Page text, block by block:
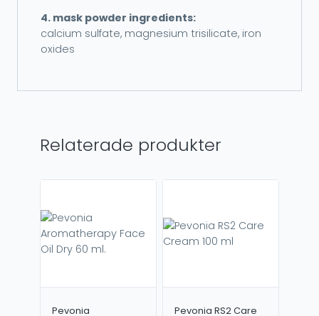
4. mask powder ingredients:
calcium sulfate, magnesium trisilicate, iron
oxides
Relaterade produkter
Pevonia
Pevonia RS2 Care